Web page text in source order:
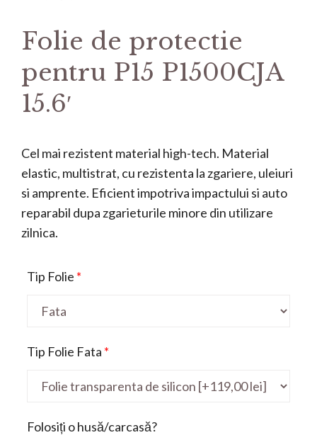
Folie de protectie
pentru P15 P1500CJA
15.6′
Cel mai rezistent material high-tech. Material
elastic, multistrat, cu rezistenta la zgariere, uleiuri
si amprente. Eficient impotriva impactului si auto
reparabil dupa zgarieturile minore din utilizare
zilnica.
Tip Folie *
Tip Folie Fata *
Folosiți o husă/carcasă?